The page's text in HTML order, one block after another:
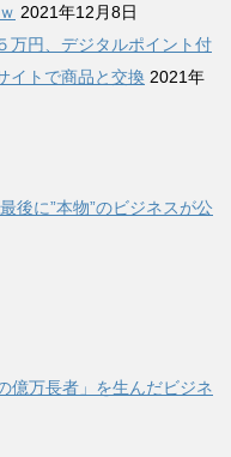
2021年12月8日
万円、デジタルポイント付
イトで商品と交換 2021年
後に”本物”のビジネスが公
億万長者」を生んだビジネ